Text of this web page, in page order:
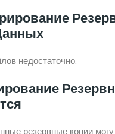
недостаточно.
резервные копии